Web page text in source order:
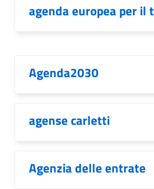
agenda europea per il
Agenda2030
agense carletti
Agenzia delle entrate